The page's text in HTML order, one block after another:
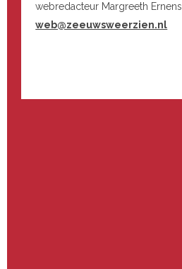
webredacteur Margreeth Ernens
web@zeeuwsweerzien.nl